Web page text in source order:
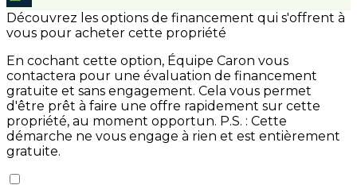
Découvrez les options de financement qui s'offrent à
vous pour acheter cette propriété
En cochant cette option, Équipe Caron vous
contactera pour une évaluation de financement
gratuite et sans engagement. Cela vous permet
d'être prêt à faire une offre rapidement sur cette
propriété, au moment opportun. P.S. : Cette
démarche ne vous engage à rien et est entièrement
gratuite.